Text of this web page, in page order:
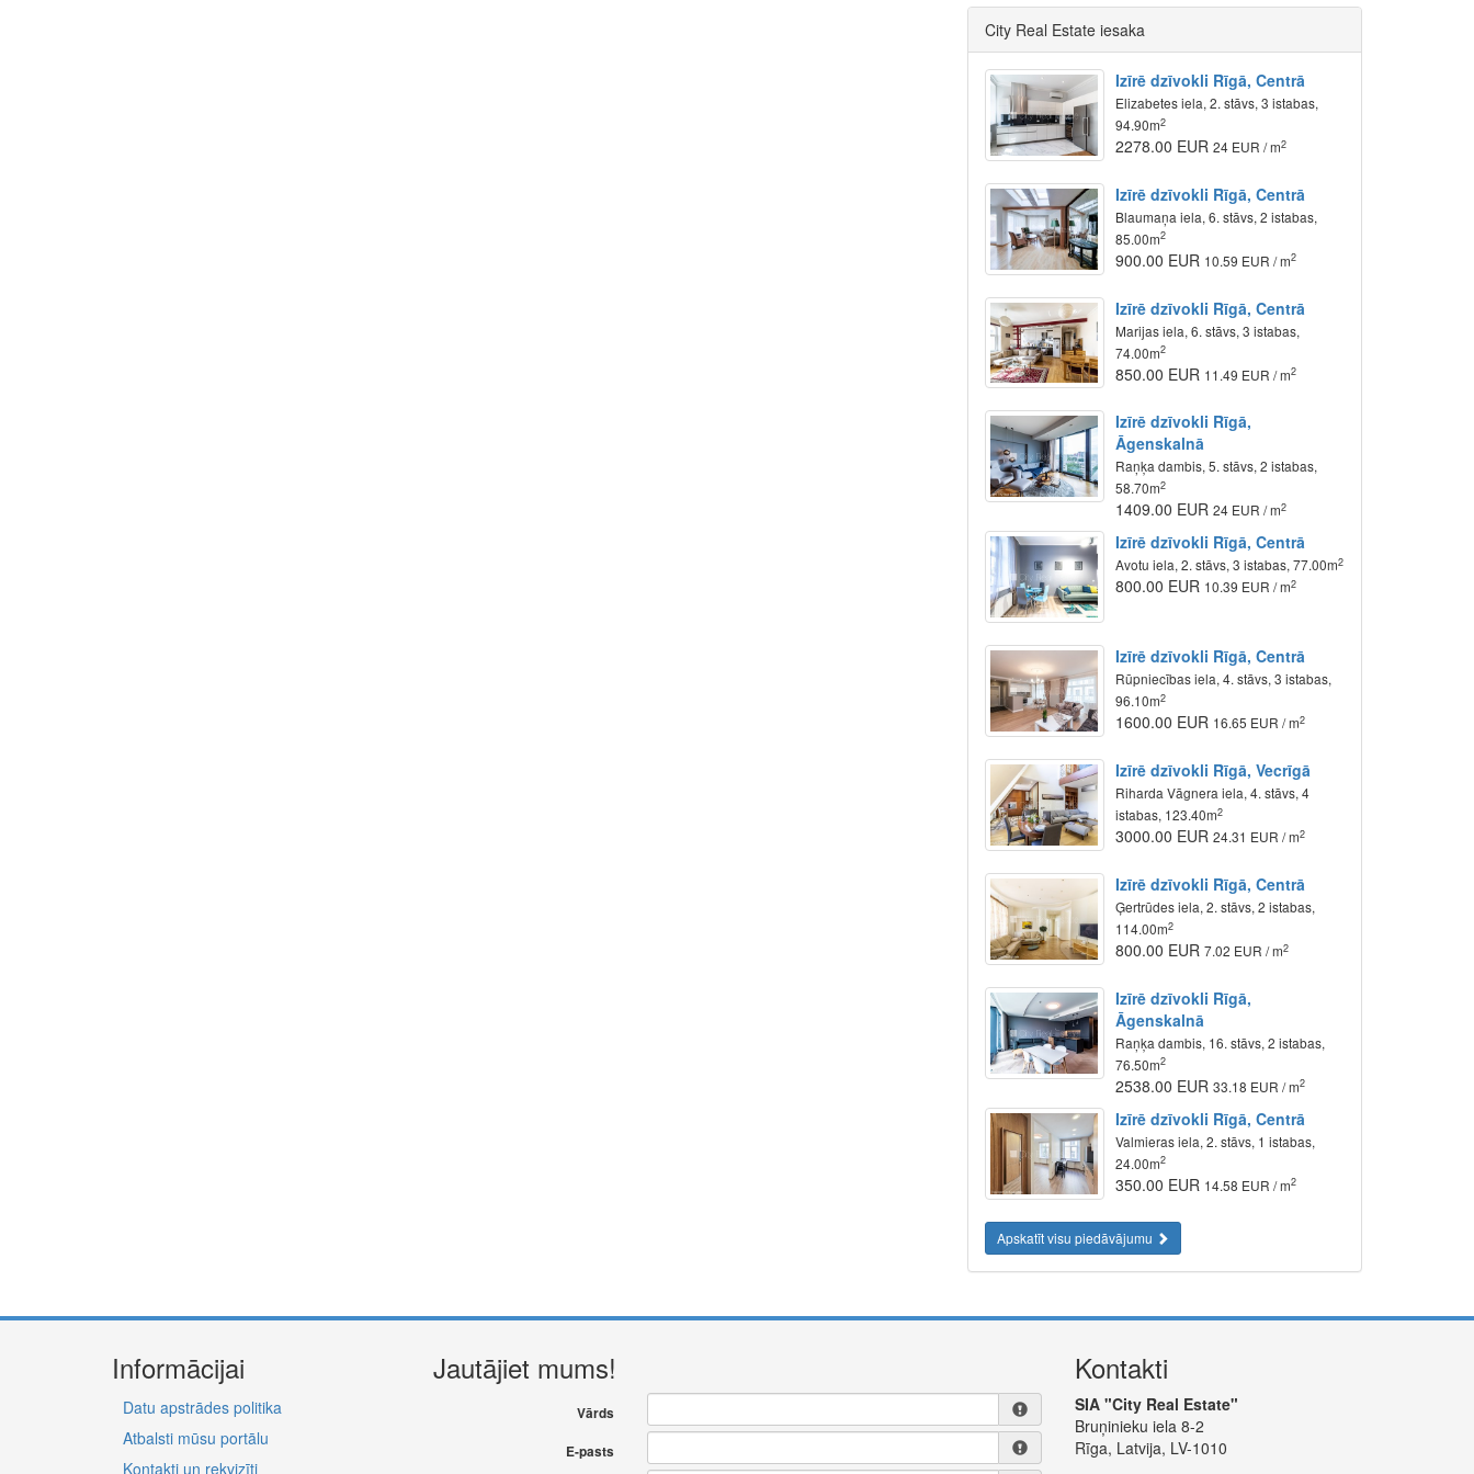
City Real Estate iesaka
Izīrē dzīvokli Rīgā, Centrā
Elizabetes iela, 2. stāvs, 3 istabas,
94.90m2
2278.00 EUR24 EUR / m2
Izīrē dzīvokli Rīgā, Centrā
Blaumaņa iela, 6. stāvs, 2 istabas,
85.00m2
900.00 EUR 10.59 EUR / m2
Izīrē dzīvokli Rīgā, Centrā
Marijas iela, 6. stāvs, 3 istabas,
74.00m2
850.00 EUR 11.49 EUR / m2
Izīrē dzīvokli Rīgā,
Āgenskalnā
Raņķa dambis, 5. stāvs, 2 istabas,
58.70m2
1409.00 EUR24 EUR / m2
Izīrē dzīvokli Rīgā, Centrā
Avotu iela, 2. stāvs, 3 istabas, 77.00m2
800.00 EUR 10.39 EUR / m2
Izīrē dzīvokli Rīgā, Centrā
Rūpniecības iela, 4. stāvs, 3 istabas,
96.10m2
1600.00 EUR 16.65 EUR / m2
Izīrē dzīvokli Rīgā, Vecrīgā
Riharda Vāgnera iela, 4. stāvs, 4
istabas, 123.40m2
3000.00 EUR24.31 EUR / m2
Izīrē dzīvokli Rīgā, Centrā
Ģertrūdes iela, 2. stāvs, 2 istabas,
114.00m2
800.00 EUR7.02 EUR / m2
Izīrē dzīvokli Rīgā,
Āgenskalnā
Raņķa dambis, 16. stāvs, 2 istabas,
76.50m2
2538.00 EUR33.18 EUR / m2
Izīrē dzīvokli Rīgā, Centrā
Valmieras iela, 2. stāvs, 1 istabas,
24.00m2
350.00 EUR 14.58 EUR / m2
Apskatīt visu piedāvājumu
Informācijai
Datu apstrādes politika
Atbalsti mūsu portālu
Kontakti un rekvizīti
Jautājiet mums!
Vārds
E-pasts
Kontakti
SIA "City Real Estate"
Bruņinieku iela 8-2
Rīga, Latvija, LV-1010